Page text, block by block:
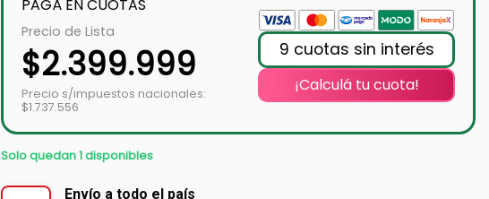
PAGÁ EN CUOTAS
Precio de Lista
$2.399.999
Precio s/impuestos nacionales:
$1.737.556
9 cuotas sin interés
¡Calculá tu cuota!
Solo quedan 1 disponibles
Envío a todo el país